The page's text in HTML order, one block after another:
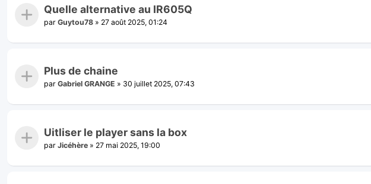
Quelle alternative au IR605Q
par Guytou78 » 27 août 2025, 01:24
Plus de chaine
par Gabriel GRANGE » 30 juillet 2025, 07:43
Uitliser le player sans la box
par Jicéhère » 27 mai 2025, 19:00